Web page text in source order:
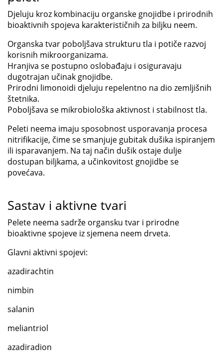
Djeluju kroz kombinaciju organske gnojidbe i prirodnih
bioaktivnih spojeva karakterističnih za biljku neem.
Organska tvar poboljšava strukturu tla i potiče razvoj
korisnih mikroorganizama.
Hranjiva se postupno oslobađaju i osiguravaju
dugotrajan učinak gnojidbe.
Prirodni limonoidi djeluju repelentno na dio zemljišnih
štetnika.
Poboljšava se mikrobiološka aktivnost i stabilnost tla.
Peleti neema imaju sposobnost usporavanja procesa
nitrifikacije, čime se smanjuje gubitak dušika ispiranjem
ili isparavanjem. Na taj način dušik ostaje dulje
dostupan biljkama, a učinkovitost gnojidbe se
povećava.
Sastav i aktivne tvari
Pelete neema sadrže organsku tvar i prirodne
bioaktivne spojeve iz sjemena neem drveta.
Glavni aktivni spojevi:
azadirachtin
nimbin
salanin
meliantriol
azadiradion